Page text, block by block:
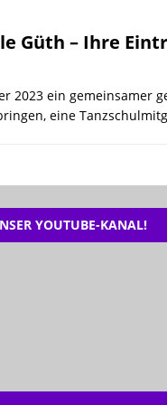
Güth – Ihre
2023 ein
eine
YOUTUBE-KANAL!